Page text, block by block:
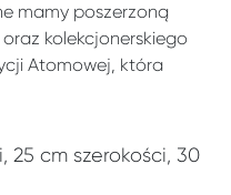
mamy poszerzoną
kolekcjonerskiego
Atomowej, która
25 cm szerokości, 30